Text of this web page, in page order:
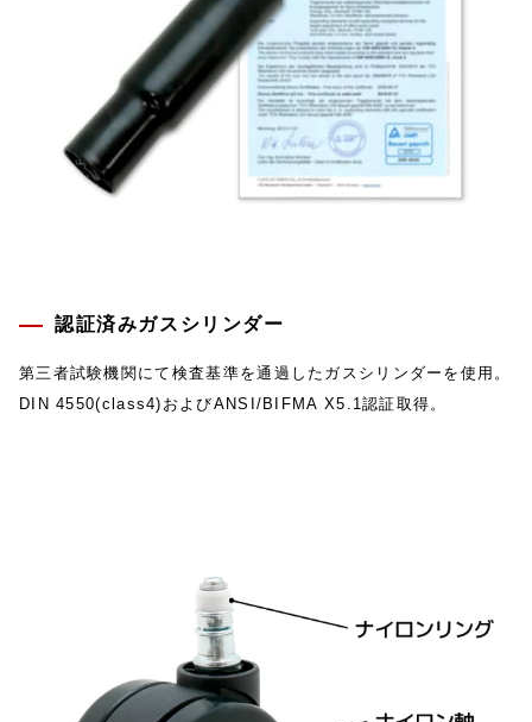
認証済みガスシリンダー
第三者試験機関にて検査基準を通過したガスシリンダーを使用。
DIN 4550(class4)およびANSI/BIFMA X5.1認証取得。